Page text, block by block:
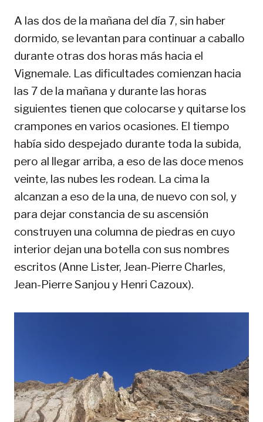
A las dos de la mañana del día 7, sin haber
dormido, se levantan para continuar a caballo
durante otras dos horas más hacia el
Vignemale. Las dificultades comienzan hacia
las 7 de la mañana y durante las horas
siguientes tienen que colocarse y quitarse los
crampones en varios ocasiones. El tiempo
había sido despejado durante toda la subida,
pero al llegar arriba, a eso de las doce menos
veinte, las nubes les rodean. La cima la
alcanzan a eso de la una, de nuevo con sol, y
para dejar constancia de su ascensión
construyen una columna de piedras en cuyo
interior dejan una botella con sus nombres
escritos (Anne Lister, Jean-Pierre Charles,
Jean-Pierre Sanjou y Henri Cazoux).